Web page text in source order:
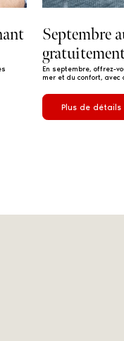
Septembre
En septembre, offrez-
mer et du confort, avec
Plus de détails
bel hôtel,